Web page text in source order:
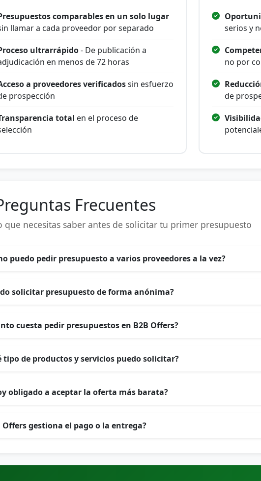
comparables en un solo lugar
llamar a cada proveedor por separado
ultrarrápido- De publicación a
en menos de 72 horas
a proveedores verificadossin esfuerzo
prospección
total en el proceso de
serios y
no por
de
Frecuentes
que necesitas saber antes de solicitar tu primer presupuesto
puedo pedir presupuesto a varios proveedores a la vez?
solicitar presupuesto de forma anónima?
cuesta pedir presupuestos en B2B Offers?
tipo de productos y servicios puedo solicitar?
obligado a aceptar la oferta más barata?
Offers gestiona el pago o la entrega?